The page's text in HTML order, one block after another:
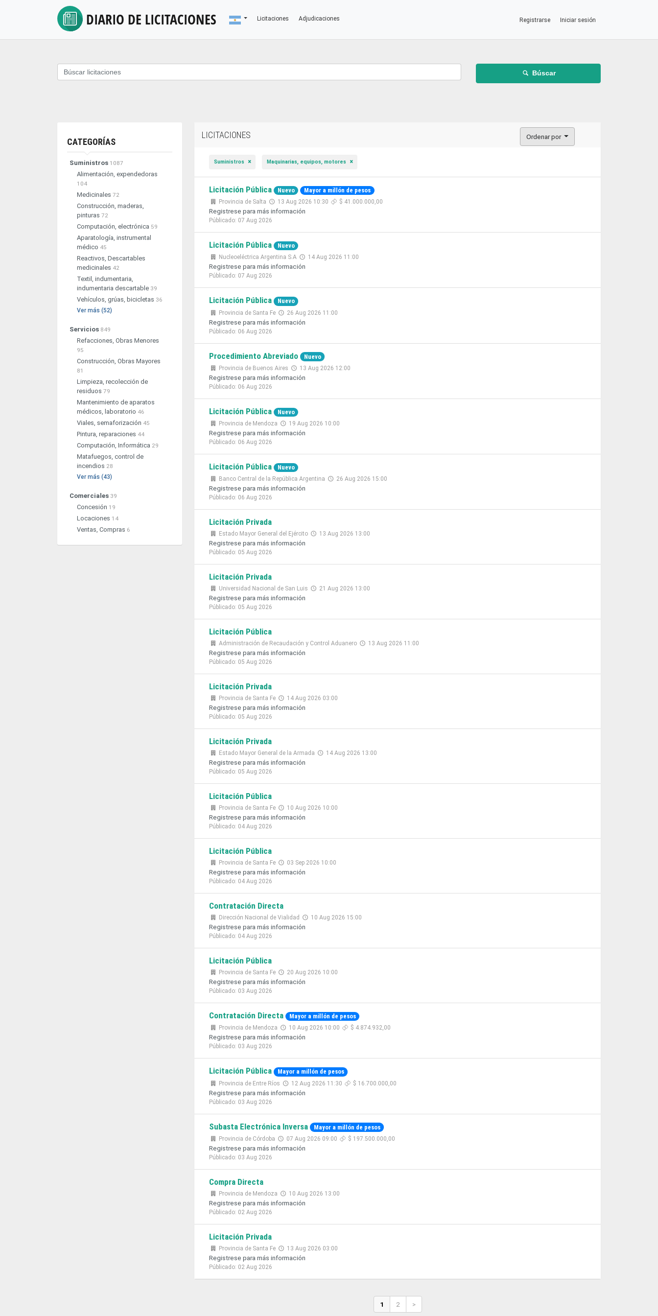
DIARIO DE LICITACIONES Licitaciones Adjudicaciones Registrarse Iniciar sesión
Búscar
CATEGORÍAS
Suministros 1087
Alimentación, expendedoras
104
Medicinales 72
Construcción, maderas,
pinturas 72
Computación, electrónica 59
Aparatología, instrumental
médico 45
Reactivos, Descartables
medicinales 42
Textil, indumentaria,
indumentaria descartable 39
Vehículos, grúas, bicicletas 36
Ver más (52)
Servicios 849
Refacciones, Obras Menores
95
Construcción, Obras Mayores
81
Limpieza, recolección de
residuos 79
Mantenimiento de aparatos
médicos, laboratorio 46
Viales, semaforización 45
Pintura, reparaciones 44
Computación, Informática 29
Matafuegos, control de
incendios 28
Ver más (43)
Comerciales 39
Concesión 19
Locaciones 14
Ventas, Compras 6
LICITACIONES Ordenar por
Suministros Maquinarias, equipos, motores
Licitación Pública Nuevo Mayor a millón de pesos
Provincia de Salta 13 Aug 2026 10:30 $ 41.000.000,00
Registrese para más información
Públicado: 07 Aug 2026
Licitación Pública Nuevo
Nucleoeléctrica Argentina S.A 14 Aug 2026 11:00
Registrese para más información
Públicado: 07 Aug 2026
Licitación Pública Nuevo
Provincia de Santa Fe 26 Aug 2026 11:00
Registrese para más información
Públicado: 06 Aug 2026
Procedimiento Abreviado Nuevo
Provincia de Buenos Aires 13 Aug 2026 12:00
Registrese para más información
Públicado: 06 Aug 2026
Licitación Pública Nuevo
Provincia de Mendoza 19 Aug 2026 10:00
Registrese para más información
Públicado: 06 Aug 2026
Licitación Pública Nuevo
Banco Central de la República Argentina 26 Aug 2026 15:00
Registrese para más información
Públicado: 06 Aug 2026
Licitación Privada
Estado Mayor General del Ejército 13 Aug 2026 13:00
Registrese para más información
Públicado: 05 Aug 2026
Licitación Privada
Universidad Nacional de San Luis 21 Aug 2026 13:00
Registrese para más información
Públicado: 05 Aug 2026
Licitación Pública
Administración de Recaudación y Control Aduanero 13 Aug 2026 11:00
Registrese para más información
Públicado: 05 Aug 2026
Licitación Privada
Provincia de Santa Fe 14 Aug 2026 03:00
Registrese para más información
Públicado: 05 Aug 2026
Licitación Privada
Estado Mayor General de la Armada 14 Aug 2026 13:00
Registrese para más información
Públicado: 05 Aug 2026
Licitación Pública
Provincia de Santa Fe 10 Aug 2026 10:00
Registrese para más información
Públicado: 04 Aug 2026
Licitación Pública
Provincia de Santa Fe 03 Sep 2026 10:00
Registrese para más información
Públicado: 04 Aug 2026
Contratación Directa
Dirección Nacional de Vialidad 10 Aug 2026 15:00
Registrese para más información
Públicado: 04 Aug 2026
Licitación Pública
Provincia de Santa Fe 20 Aug 2026 10:00
Registrese para más información
Públicado: 03 Aug 2026
Contratación Directa Mayor a millón de pesos
Provincia de Mendoza 10 Aug 2026 10:00 $ 4.874.932,00
Registrese para más información
Públicado: 03 Aug 2026
Licitación Pública Mayor a millón de pesos
Provincia de Entre Ríos 12 Aug 2026 11:30 $ 16.700.000,00
Registrese para más información
Públicado: 03 Aug 2026
Subasta Electrónica Inversa Mayor a millón de pesos
Provincia de Córdoba 07 Aug 2026 09:00 $ 197.500.000,00
Registrese para más información
Públicado: 03 Aug 2026
Compra Directa
Provincia de Mendoza 10 Aug 2026 13:00
Registrese para más información
Públicado: 02 Aug 2026
Licitación Privada
Provincia de Santa Fe 13 Aug 2026 03:00
Registrese para más información
Públicado: 02 Aug 2026
1 2 >